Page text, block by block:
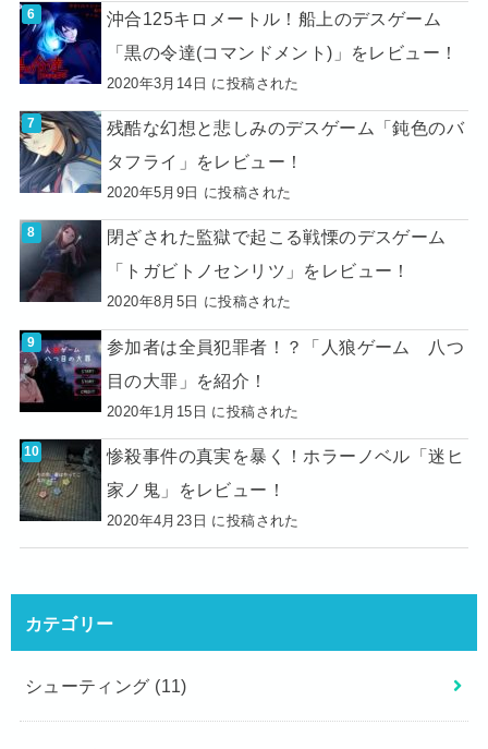
沖合125キロメートル！船上のデスゲーム
「黒の令達(コマンドメント)」をレビュー！
2020年3月14日 に投稿された
残酷な幻想と悲しみのデスゲーム「鈍色のバ
タフライ」をレビュー！
2020年5月9日 に投稿された
閉ざされた監獄で起こる戦慄のデスゲーム
「トガビトノセンリツ」をレビュー！
2020年8月5日 に投稿された
参加者は全員犯罪者！？「人狼ゲーム 八つ
目の大罪」を紹介！
2020年1月15日 に投稿された
惨殺事件の真実を暴く！ホラーノベル「迷ヒ
家ノ鬼」をレビュー！
2020年4月23日 に投稿された
カテゴリー
シューティング (11)